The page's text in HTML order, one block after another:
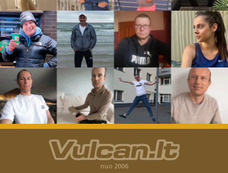
nuo 2006